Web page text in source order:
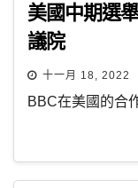
美國中期選
議院
十一月 18, 2022
BBC在美國的合